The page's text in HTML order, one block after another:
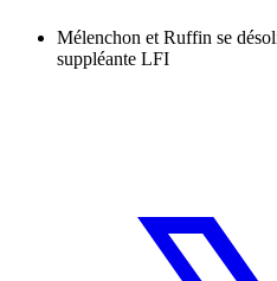
Mélenchon et Ruffin se
suppléante LFI